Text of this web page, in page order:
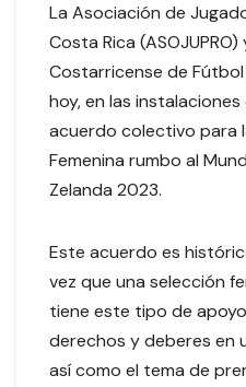
La Asociación de
Costa Rica
Costarricense de
hoy, en las
acuerdo colectivo para
Femenina rumbo al
Zelanda 2023.
Este acuerdo es
vez que una selección
tiene este tipo de
derechos y deberes en
así como el tema de